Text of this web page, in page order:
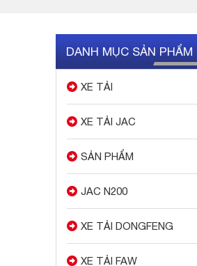
DANH MỤC SẢN PHẨM
XE TẢI
XE TẢI JAC
SẢN PHẨM
JAC N200
XE TẢI DONGFENG
XE TẢI FAW